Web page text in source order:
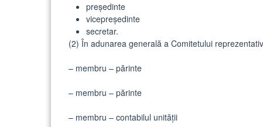
președinte
vicepreședinte
secretar.
(2) În adunarea generală a Comitetului
– membru – părinte
– membru – părinte
– membru – contabilul unității